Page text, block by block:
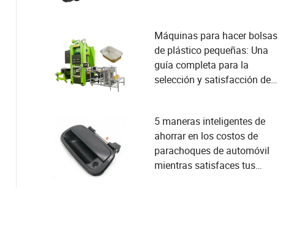
Máquinas para hacer bolsas
de plástico pequeñas: Una
guía completa para la
selección y satisfacción de
5 maneras inteligentes de
ahorrar en los costos de
parachoques de automóvil
mientras satisfaces tus